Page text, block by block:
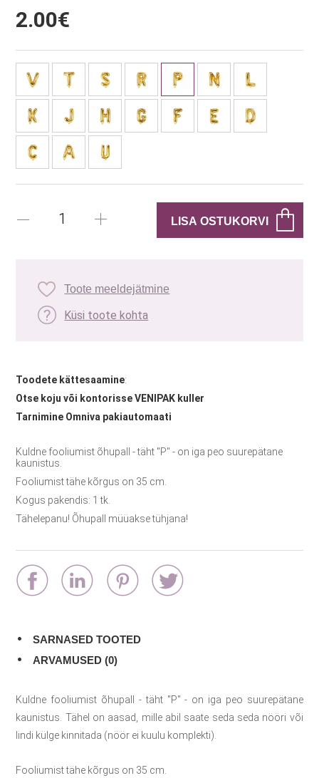
2.00€
Toote meeldejätmine
Küsi toote kohta
Toodete kättesaamine:
Otse koju või kontorisse VENIPAK kuller
Tarnimine Omniva pakiautomaati
Kuldne fooliumist õhupall - täht "P" - on iga peo suurepätane
kaunistus.
Fooliumist tähe kõrgus on 35 cm.
Kogus pakendis: 1 tk.
Tähelepanu! Õhupall müüakse tühjana!
SARNASED TOOTED
ARVAMUSED (0)
Kuldne fooliumist õhupall - täht "P" - on iga peo suurepätane
kaunistus. Tähel on aasad, mille abil saate seda seda nööri või
lindi külge kinnitada (nöör ei kuulu komplekti).
Fooliumist tähe kõrgus on 35 cm.